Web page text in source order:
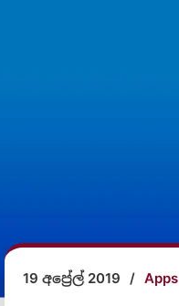
19 අප්‍රේල් 2019 / Apps